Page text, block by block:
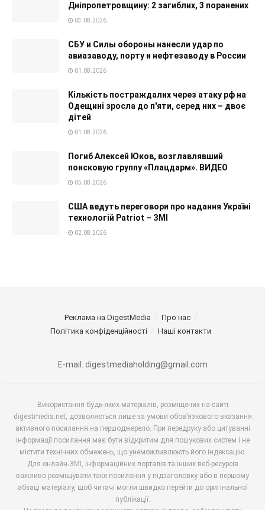
Дніпропетровщину: 2 загиблих, 3 поранених
03.08.2026
СБУ и Силы обороны нанесли удар по
авиазаводу, порту и нефтезаводу в России
01.08.2026
Кількість постраждалих через атаку рф на
Одещині зросла до п'яти, серед них – двоє
дітей
01.08.2026
Погиб Алексей Юков, возглавлявший
поисковую группу «Плацдарм». ВИДЕО
05.08.2026
США ведуть переговори про надання Україні
технологій Patriot – ЗМІ
02.08.2026
Реклама на DigestMedia
Про нас
Політика конфіденційності
Наші контакти
E-mail: digestmediaholding@gmail.com
Використання будь-яких матеріалів, розміщених на сайті
digestmedia.net, дозволяється лише за умови обов’язкового вказання
активного посилання на першоджерело. При передруку або цитуванні
інформації посилання має бути відкритим для пошукових систем і не
містити технічних обмежень, що унеможливлюють його індексацію.
Для онлайн-ЗМІ, інформаційних порталів та інших веб-ресурсів
важливо розміщувати таке посилання у підзаголовку або в першому
абзаці матеріалу, щоб читачі могли швидко перейти до оригінальної
публікації.